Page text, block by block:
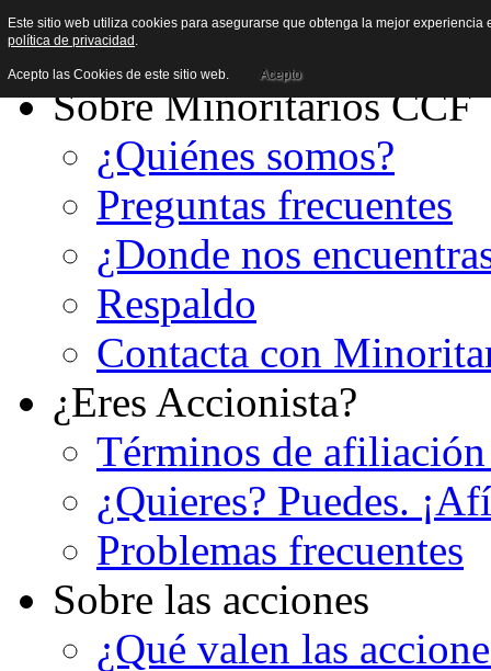
Sobre Minoritarios CCF
¿Quiénes somos?
Preguntas frecuentes
¿Donde nos
Respaldo
Contacta con
¿Eres Accionista?
Términos de
¿Quieres? Puedes.
Problemas frecuentes
Sobre las acciones
¿Qué valen las
Este sitio web utiliza cookies para asegurarse que obtenga la mejor
política de privacidad .
Acepto las Cookies de este sitio web. Acepto